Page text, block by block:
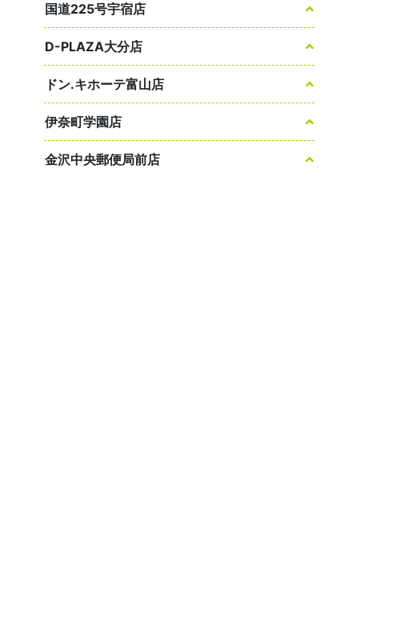
国道225号宇宿店
D-PLAZA大分店
ドン.キホーテ富山店
伊奈町学園店
金沢中央郵便局前店